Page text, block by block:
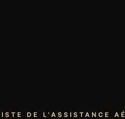
DE L'ASSISTANCE